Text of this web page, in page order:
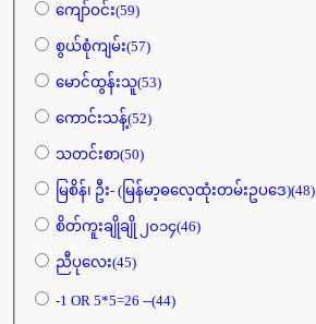
ကျော်ဝင်း(59)
စွယ်စုံကျမ်း(57)
မောင်ထွန်းသူ(53)
ကောင်းသန့်(52)
သတင်းစာ(50)
မြစိန်၊ ဦး- (မြန်မာ့ဓလေ့ထုံးတမ်းဥပဒေ)(48)
စိတ်ကူးချိုချို ၂၀၁၄(46)
ညီပုလေး(45)
-1 OR 5*5=26 --(44)